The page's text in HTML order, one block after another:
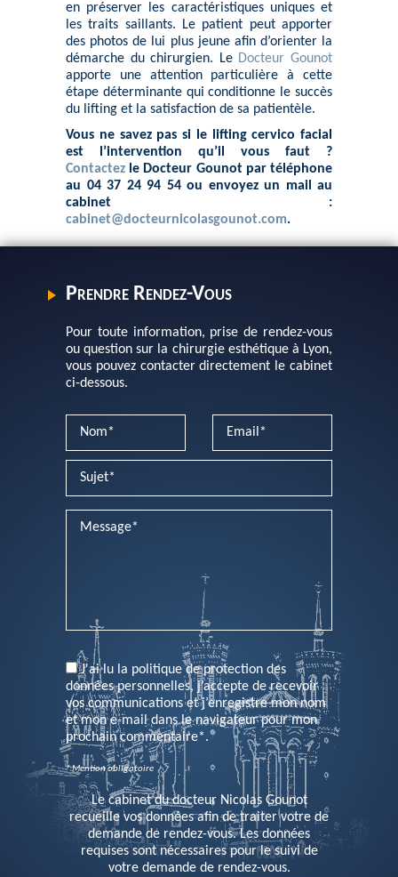
en préserver les caractéristiques uniques et
les traits saillants. Le patient peut apporter
des photos de lui plus jeune afin d’orienter la
démarche du chirurgien. Le Docteur Gounot
apporte une attention particulière à cette
étape déterminante qui conditionne le succès
du lifting et la satisfaction de sa patientèle.
Vous ne savez pas si le lifting cervico facial
est l’intervention qu’il vous faut ?
Contactez le Docteur Gounot par téléphone
au 04 37 24 94 54 ou envoyez un mail au
cabinet :
cabinet@docteurnicolasgounot.com.
Prendre Rendez-Vous
Pour toute information, prise de rendez-vous
ou question sur la chirurgie esthétique à Lyon,
vous pouvez contacter directement le cabinet
ci-dessous.
PLEASE LEAVE THIS FIELD EMPTY.
J'ai lu la politique de protection des
données personnelles, j’accepte de recevoir
vos communications et j’enregistre mon nom
et mon e-mail dans le navigateur pour mon
prochain commentaire*.
* Mention obligatoire
Le cabinet du docteur Nicolas Gounot
recueille vos données afin de traiter votre de
demande de rendez-vous. Les données
requises sont nécessaires pour le suivi de
votre demande de rendez-vous.